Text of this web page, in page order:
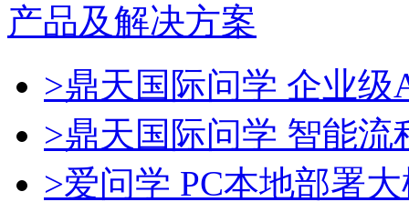
产品及解决方案
>鼎天国际问学 企业级
>鼎天国际问学 智能流
>爱问学 PC本地部署